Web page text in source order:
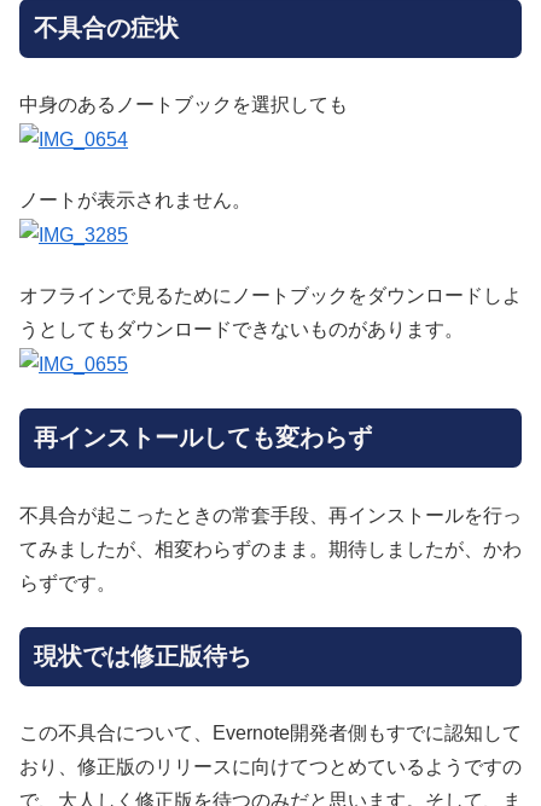
不具合の症状
中身のあるノートブックを選択しても
ノートが表示されません。
オフラインで見るためにノートブックをダウンロードしよ
うとしてもダウンロードできないものがあります。
再インストールしても変わらず
不具合が起こったときの常套手段、再インストールを行っ
てみましたが、相変わらずのまま。期待しましたが、かわ
らずです。
現状では修正版待ち
この不具合について、Evernote開発者側もすでに認知して
おり、修正版のリリースに向けてつとめているようですの
で、大人しく修正版を待つのみだと思います。そして、ま